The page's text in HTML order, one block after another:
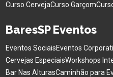
Curso CervejaCurso Garçom
BaresSP Eventos
Eventos SociaisEventos
Cervejas EspeciaisWorkshops
Bar Nas AlturasCaminhão para